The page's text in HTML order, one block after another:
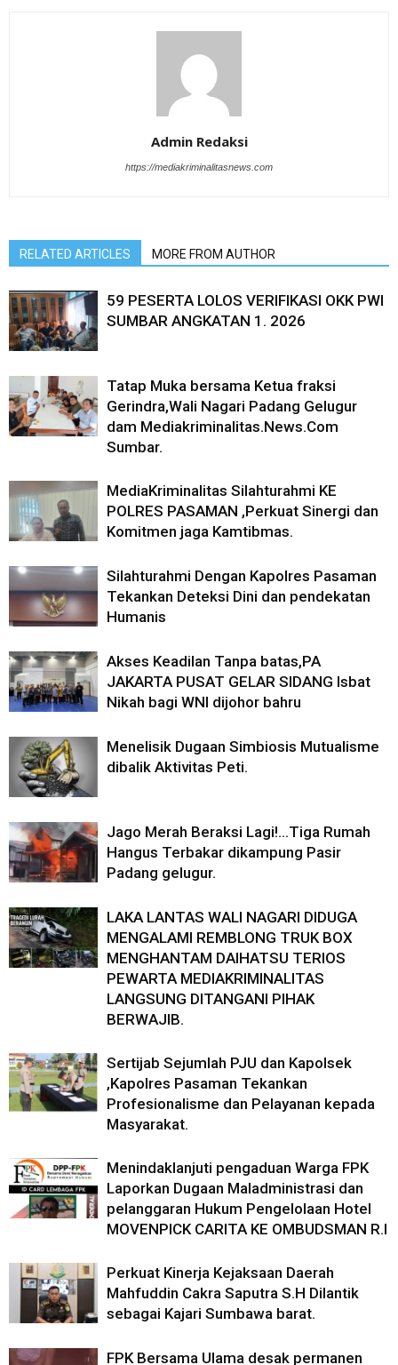
Admin Redaksi
https://mediakriminalitasnews.com
RELATED ARTICLES MORE FROM AUTHOR
59 PESERTA LOLOS VERIFIKASI OKK PWI
SUMBAR ANGKATAN 1. 2026
Tatap Muka bersama Ketua fraksi
Gerindra,Wali Nagari Padang Gelugur
dam Mediakriminalitas.News.Com
Sumbar.
MediaKriminalitas Silahturahmi KE
POLRES PASAMAN ,Perkuat Sinergi dan
Komitmen jaga Kamtibmas.
Silahturahmi Dengan Kapolres Pasaman
Tekankan Deteksi Dini dan pendekatan
Humanis
Akses Keadilan Tanpa batas,PA
JAKARTA PUSAT GELAR SIDANG Isbat
Nikah bagi WNI dijohor bahru
Menelisik Dugaan Simbiosis Mutualisme
dibalik Aktivitas Peti.
Jago Merah Beraksi Lagi!…Tiga Rumah
Hangus Terbakar dikampung Pasir
Padang gelugur.
LAKA LANTAS WALI NAGARI DIDUGA
MENGALAMI REMBLONG TRUK BOX
MENGHANTAM DAIHATSU TERIOS
PEWARTA MEDIAKRIMINALITAS
LANGSUNG DITANGANI PIHAK
BERWAJIB.
Sertijab Sejumlah PJU dan Kapolsek
,Kapolres Pasaman Tekankan
Profesionalisme dan Pelayanan kepada
Masyarakat.
Menindaklanjuti pengaduan Warga FPK
Laporkan Dugaan Maladministrasi dan
pelanggaran Hukum Pengelolaan Hotel
MOVENPICK CARITA KE OMBUDSMAN R.I
Perkuat Kinerja Kejaksaan Daerah
Mahfuddin Cakra Saputra S.H Dilantik
sebagai Kajari Sumbawa barat.
FPK Bersama Ulama desak permanen